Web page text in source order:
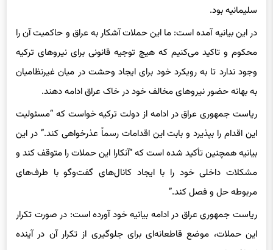
در این بیانیه آمده است: ما این حملات آشکار به عراق و حاکمیت آن را
محکوم و تاکید می‌کنیم که هیچ توجیه قانونی برای نیروهای ترکیه
وجود ندارد تا به رویکرد خود برای ایجاد وحشت در میان غیرنظامیان
به بهانه حضور نیروهای مخالف خود در خاک عراق ادامه دهند.
ریاست جمهوری عراق در ادامه از دولت ترکیه خواست که “مسئولیت
این اقدام را بپذیرد و بابت این اقدامات رسماً عذرخواهی کند.” در این
بیانیه همچنین تأکید شده است که “آنکارا این حملات را متوقف کند و
مشکلات داخلی خود را با ایجاد کانال‌های گفت‌وگو با طرف‌های
مربوطه حل و فصل کند.”
ریاست جمهوری عراق در ادامه بیانیه خود آورده است: در صورت تکرار
این حملات، موضع قاطعانه‌ای برای جلوگیری از تکرار آن در آینده
اتخاذ خواهد شد.